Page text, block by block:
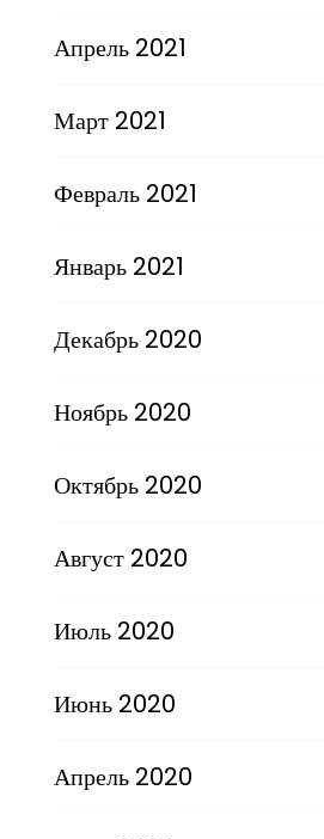
Апрель 2021
Март 2021
Февраль 2021
Январь 2021
Декабрь 2020
Ноябрь 2020
Октябрь 2020
Август 2020
Июль 2020
Июнь 2020
Апрель 2020